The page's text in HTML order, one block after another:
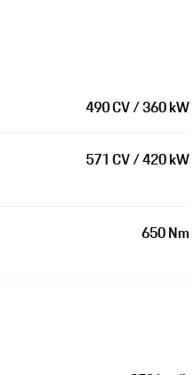
490 CV / 360 kW
571 CV / 420 kW
650 Nm